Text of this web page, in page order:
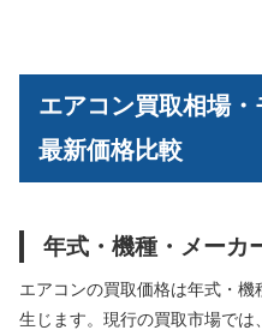
エアコン買取相場
最新価格比較
年式・機種・メーカ
エアコンの買取価格は年式・
生じます。現行の買取市場では、